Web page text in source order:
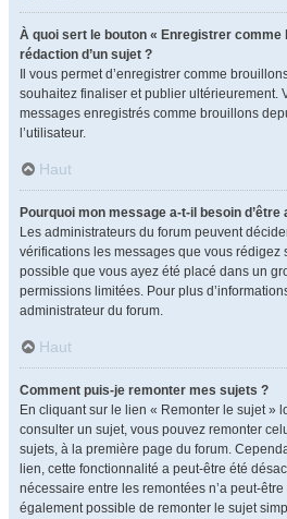
À quoi sert le bouton « Enregistrer
rédaction d’un sujet ?
Il vous permet d’enregistrer comme
souhaitez finaliser et publier ultérieurement.
messages enregistrés comme brouillons
l’utilisateur.
Haut
Pourquoi mon message a-t-il besoin d’être
Les administrateurs du forum peuvent
vérifications les messages que vous rédigez
possible que vous ayez été placé dans un
permissions limitées. Pour plus
administrateur du forum.
Haut
Comment puis-je remonter mes sujets ?
En cliquant sur le lien « Remonter le sujet »
consulter un sujet, vous pouvez remonter
sujets, à la première page du forum.
lien, cette fonctionnalité a peut-être été
nécessaire entre les remontées n’a peut-
également possible de remonter le sujet